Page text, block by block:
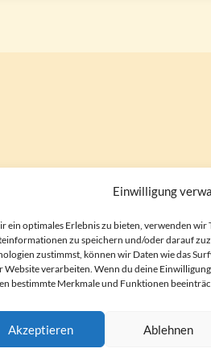
Einwilligung
ein optimales Erlebnis zu bieten, verwenden wir
zu speichern und/oder darauf
zustimmst, können wir Daten wie das
Website verarbeiten. Wenn du deine
bestimmte Merkmale und Funktionen
Akzeptieren Ablehnen